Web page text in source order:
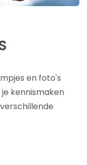
en foto's
kennismaken